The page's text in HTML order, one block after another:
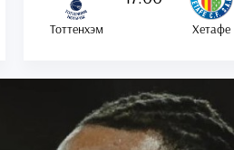
Тоттенхэм Хетафе